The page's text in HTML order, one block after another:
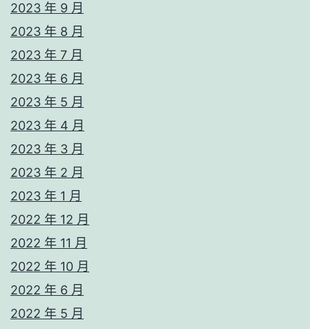
2023 年 9 月
2023 年 8 月
2023 年 7 月
2023 年 6 月
2023 年 5 月
2023 年 4 月
2023 年 3 月
2023 年 2 月
2023 年 1 月
2022 年 12 月
2022 年 11 月
2022 年 10 月
2022 年 6 月
2022 年 5 月